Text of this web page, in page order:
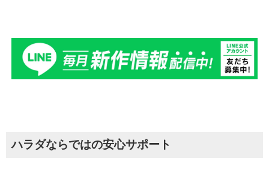
ハラダならではの安心サポート